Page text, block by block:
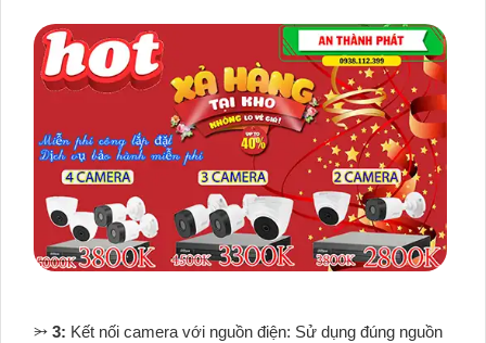
⭃ 3: Kết nối camera với nguồn điện: Sử dụng đúng nguồn